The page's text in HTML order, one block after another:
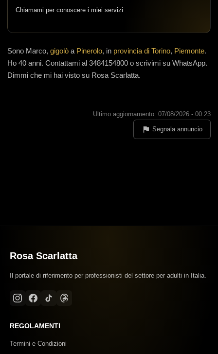
Chiamami per conoscere i miei servizi
Sono Marco, gigolò a Pinerolo, in provincia di Torino, Piemonte.
Ho 40 anni. Contattami al 3484154800 o scrivimi su WhatsApp.
Dimmi che mi hai visto su Rosa Scarlatta.
Ultimo aggiornamento: 07/08/2026 - 00:23
Segnala annuncio
Rosa Scarlatta
Il portale di riferimento per professionisti del settore per adulti in Italia.
REGOLAMENTI
Termini e Condizioni